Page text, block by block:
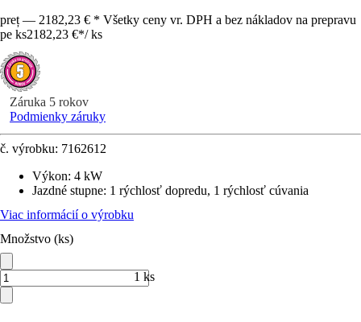
preț — 2182,23 € * Všetky ceny vr. DPH a bez nákladov na prepravu
pe ks2182,23 €*/ ks
Záruka 5 rokov
Podmienky záruky
č. výrobku: 7162612
Výkon: 4 kW
Jazdné stupne: 1 rýchlosť dopredu, 1 rýchlosť cúvania
Viac informácií o výrobku
Množstvo (ks)
1 ks